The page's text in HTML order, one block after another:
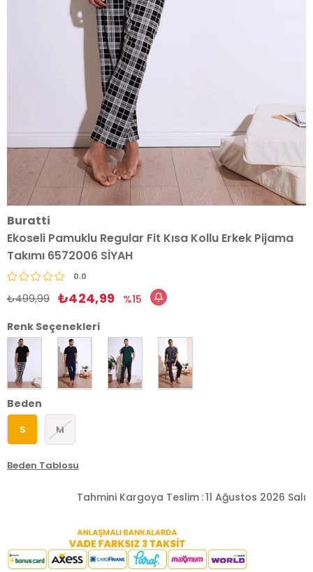
Buratti
Ekoseli Pamuklu Regular Fit Kısa Kollu Erkek Pijama
Takımı 6572006 SİYAH
0.0
₺499,99 ₺424,99
15
Renk Seçenekleri
Beden
S M
Beden Tablosu
Tahmini Kargoya Teslim :11 Ağustos 2026 Salı